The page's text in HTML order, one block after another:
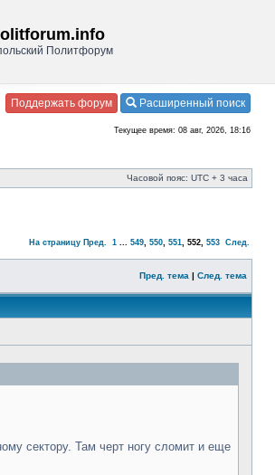
Политфорум
Поддержать форум Расширенный поиск
Текущее время: 08 авг, 2026, 18:16
Часовой пояс: UTC + 3 часа
На страницу Пред. 1 ... 549, 550, 551, 552, 553 След.
Пред. тема | След. тема
сектору. Там черт ногу сломит и еще